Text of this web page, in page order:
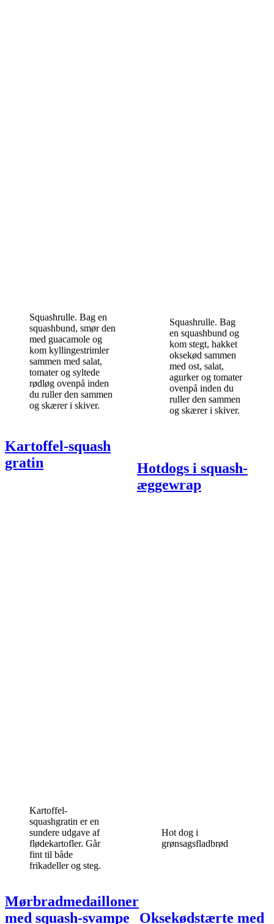
Squashrulle. Bag en
squashbund, smør den
med guacamole og
kom kyllingestrimler
sammen med salat,
tomater og syltede
rødløg ovenpå inden
du ruller den sammen
og skærer i skiver.
Squashrulle. Bag
en squashbund og
kom stegt, hakket
oksekød sammen
med ost, salat,
agurker og tomater
ovenpå inden du
ruller den sammen
og skærer i skiver.
Kartoffel-squash
gratin
Kartoffel-
squashgratin er en
sundere udgave af
flødekartofler. Går
fint til både
frikadeller og steg.
Hotdogs i squash-
æggewrap
Hot dog i
grønsagsfladbrød
Mørbradmedailloner
med squash-svampe
Oksekødstærte med